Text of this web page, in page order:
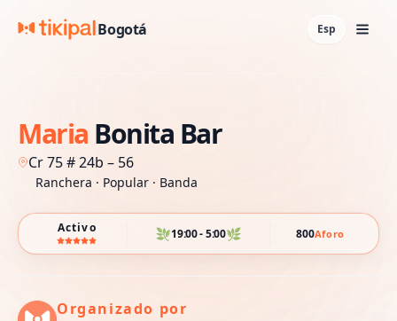
Bogotá Esp
Maria Bonita Bar
Cr 75 # 24b – 56
Ranchera · Popular · Banda
Activo 🌿19:00 - 5:00🌿 800Aforo
Organizado por